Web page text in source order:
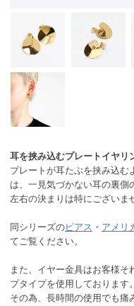
耳を挟み込むプレートイヤリ
プレートが耳たぶを挟み込む
は、一見気づかない耳の裏側
左右の決まりは特にございま
同シリーズのピアス ・ アメリ
てご覧ください。
また、イヤー金具はお客様そ
プタイプを使用しております。
その為、長時間の使用でも痛